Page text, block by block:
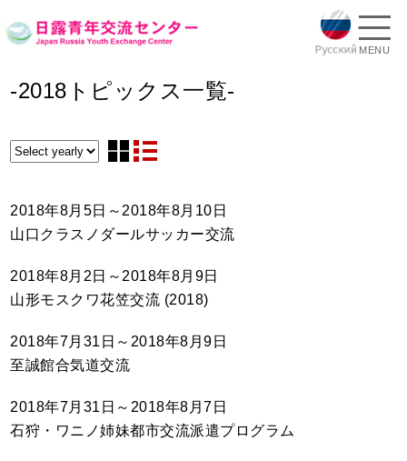
MENU
-2018トピックス一覧-
2018年8月5日～2018年8月10日
山口クラスノダールサッカー交流
2018年8月2日～2018年8月9日
山形モスクワ花笠交流 (2018)
2018年7月31日～2018年8月9日
至誠館合気道交流
2018年7月31日～2018年8月7日
石狩・ワニノ姉妹都市交流派遣プログラム